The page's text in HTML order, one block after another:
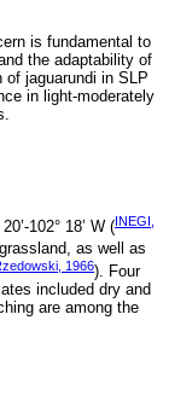
is fundamental to
the adaptability of
jaguarundi in SLP
in light-moderately
102° 18’ W (INEGI,
as well as
1966). Four
included dry and
are among the